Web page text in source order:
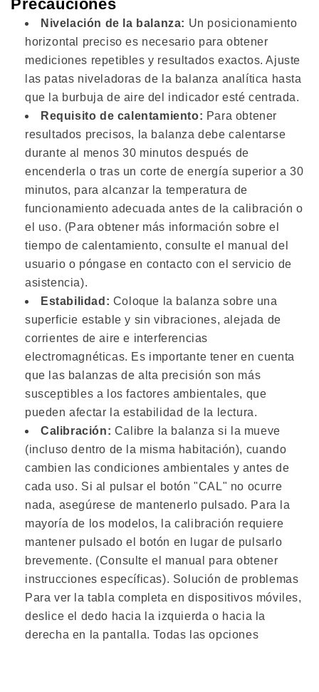
Precauciones
Nivelación de la balanza: Un posicionamiento
horizontal preciso es necesario para obtener
mediciones repetibles y resultados exactos. Ajuste
las patas niveladoras de la balanza analítica hasta
que la burbuja de aire del indicador esté centrada.
Requisito de calentamiento: Para obtener
resultados precisos, la balanza debe calentarse
durante al menos 30 minutos después de
encenderla o tras un corte de energía superior a 30
minutos, para alcanzar la temperatura de
funcionamiento adecuada antes de la calibración o
el uso. (Para obtener más información sobre el
tiempo de calentamiento, consulte el manual del
usuario o póngase en contacto con el servicio de
asistencia).
Estabilidad: Coloque la balanza sobre una
superficie estable y sin vibraciones, alejada de
corrientes de aire e interferencias
electromagnéticas. Es importante tener en cuenta
que las balanzas de alta precisión son más
susceptibles a los factores ambientales, que
pueden afectar la estabilidad de la lectura.
Calibración: Calibre la balanza si la mueve
(incluso dentro de la misma habitación), cuando
cambien las condiciones ambientales y antes de
cada uso. Si al pulsar el botón "CAL" no ocurre
nada, asegúrese de mantenerlo pulsado. Para la
mayoría de los modelos, la calibración requiere
mantener pulsado el botón en lugar de pulsarlo
brevemente. (Consulte el manual para obtener
instrucciones específicas). Solución de problemas
Para ver la tabla completa en dispositivos móviles,
deslice el dedo hacia la izquierda o hacia la
derecha en la pantalla. Todas las opciones